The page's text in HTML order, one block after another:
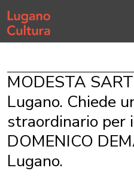
Home page
MODESTA
Lugano. Chiede
straordinario per
DOMENICO
Lugano.